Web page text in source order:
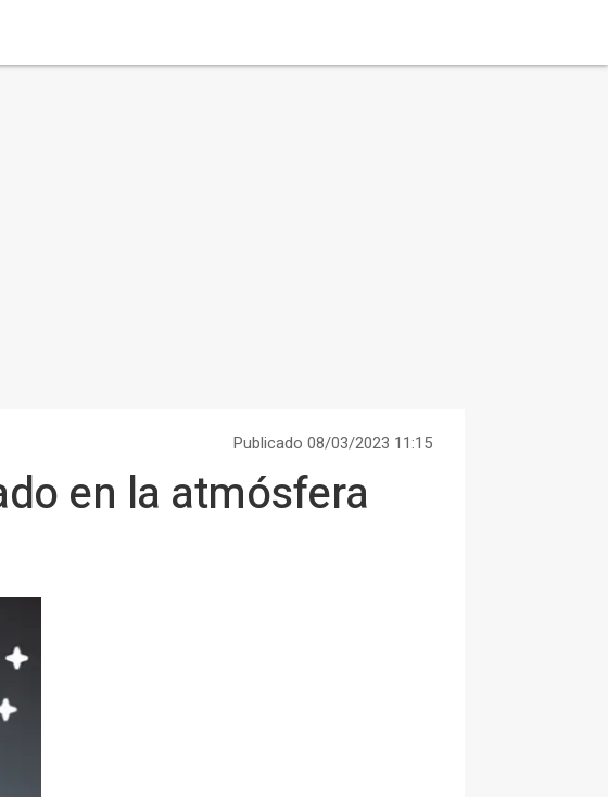
Publicado 08/03/2023 11:15
en la atmósfera